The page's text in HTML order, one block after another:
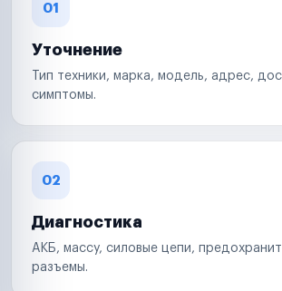
01
Уточнение
Тип техники, марка, модель, адрес,
симптомы.
02
Диагностика
АКБ, массу, силовые цепи,
разъемы.